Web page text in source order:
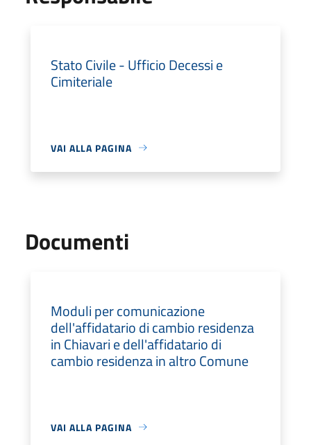
Stato Civile - Ufficio Decessi e
Cimiteriale
VAI ALLA PAGINA
Documenti
Moduli per comunicazione
dell'affidatario di cambio residenza
in Chiavari e dell'affidatario di
cambio residenza in altro Comune
VAI ALLA PAGINA